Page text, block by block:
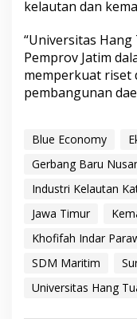
kelautan dan
“Universitas
Pemprov Jatim
memperkuat riset
pembangunan
Blue Economy
Gerbang Baru
Industri Kelautan
Jawa Timur
Khofifah Indar
SDM Maritim
Universitas Hang